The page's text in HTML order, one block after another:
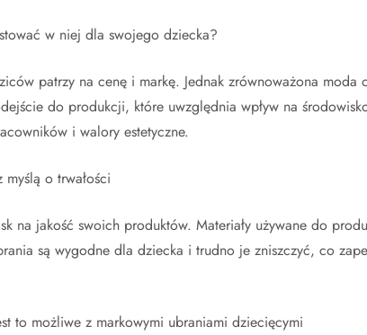
w niej dla swojego dziecka?
patrzy na cenę i markę. Jednak zrównoważona moda
do produkcji, które uwzględnia wpływ na
i walory estetyczne.
o trwałości
na jakość swoich produktów. Materiały używane do
są wygodne dla dziecka i trudno je zniszczyć, co
to możliwe z markowymi ubraniami dziecięcymi